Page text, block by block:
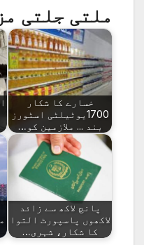
ملتی جلتی
خسارے کا شکار
1700یوٹیلٹی اسٹورز
بند ... ملازمین کو…
پانچ لاکھ سے زائد
لاکھوں پاسپورٹ التوا
کا شکار، شہری…